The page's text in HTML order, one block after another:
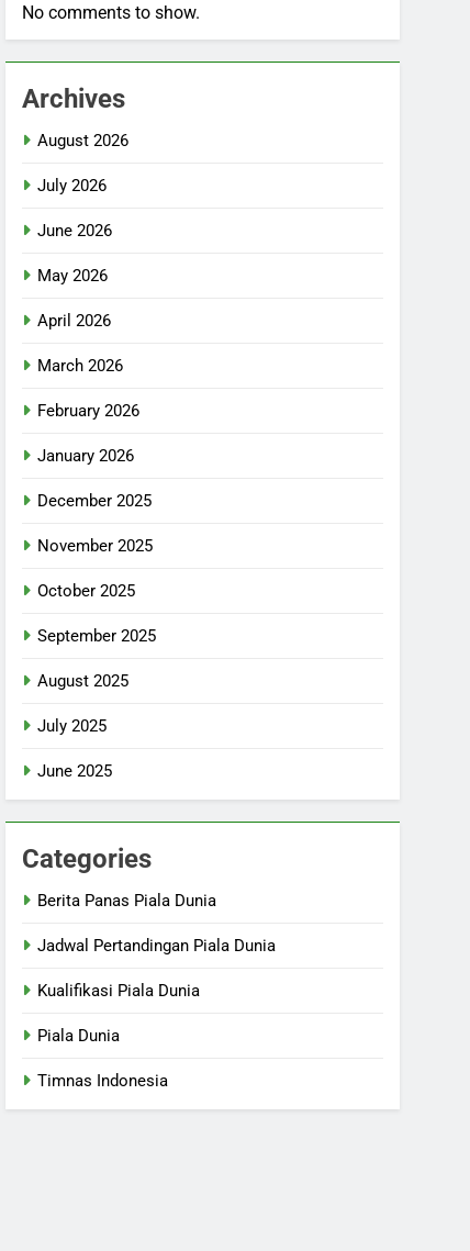
No comments to show.
Archives
August 2026
July 2026
June 2026
May 2026
April 2026
March 2026
February 2026
January 2026
December 2025
November 2025
October 2025
September 2025
August 2025
July 2025
June 2025
Categories
Berita Panas Piala Dunia
Jadwal Pertandingan Piala Dunia
Kualifikasi Piala Dunia
Piala Dunia
Timnas Indonesia